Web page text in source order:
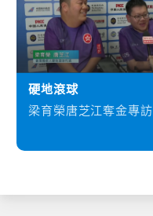
硬地滾球
梁育榮唐芝江奪金專訪